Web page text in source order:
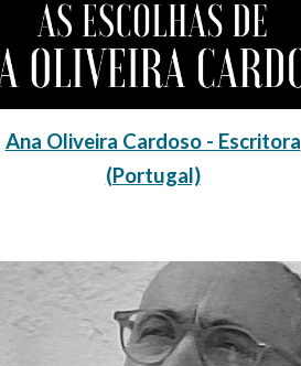
Ana Oliveira Cardoso - Escritora
(Portugal)